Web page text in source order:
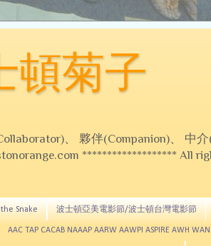
頓菊子
、 夥伴(Companion)、 中
******************* All
Snake 波士頓亞美電影節/波士頓台灣電影節
AAC TAP CACAB NAAAP AARW AAWPI ASPIRE AWH